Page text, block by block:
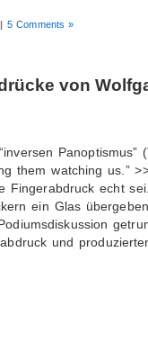
| 5 Comments »
von
Panoptismus”
them watching us.”
Fingerabdruck echt
ein Glas
und